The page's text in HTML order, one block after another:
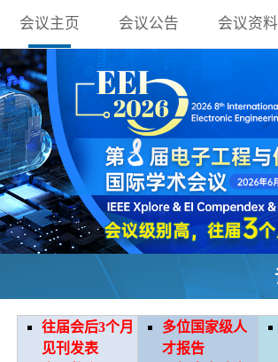
会议主页 会议公告 会议资料
往届会后3个月
见刊发表
多位国家级人
才报告